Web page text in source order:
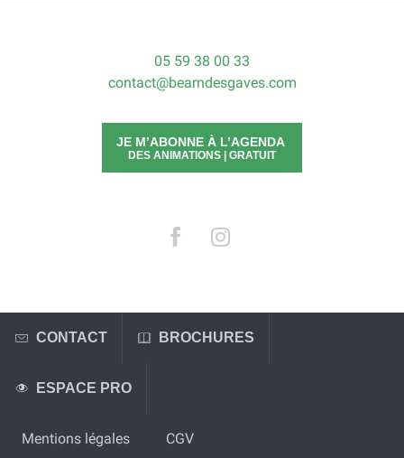
05 59 38 00 33
contact@bearndesgaves.com
JE M’ABONNE À L’AGENDA
DES ANIMATIONS | GRATUIT
CONTACT BROCHURES
ESPACE PRO
Mentions légales CGV